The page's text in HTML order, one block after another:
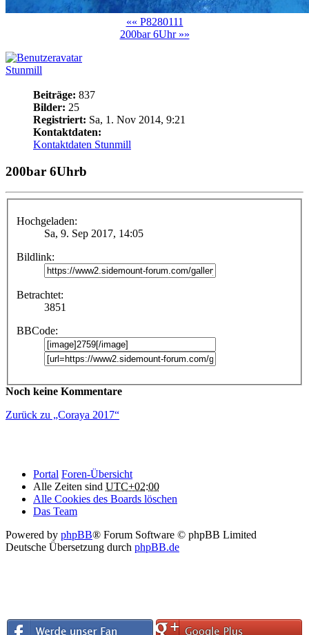
«« P8280111
200bar 6Uhr »»
Stunmill
Beiträge: 837
Bilder: 25
Registriert: Sa, 1. Nov 2014, 9:21
Kontaktdaten:
Kontaktdaten Stunmill
200bar 6Uhrb
Hochgeladen:
Sa, 9. Sep 2017, 14:05
Bildlink:
Betrachtet:
3851
BBCode:
Noch keine Kommentare
Zurück zu „Coraya 2017“
Portal Foren-Übersicht
Alle Zeiten sind UTC+02:00
Alle Cookies des Boards löschen
Das Team
Powered by phpBB® Forum Software © phpBB Limited
Deutsche Übersetzung durch phpBB.de